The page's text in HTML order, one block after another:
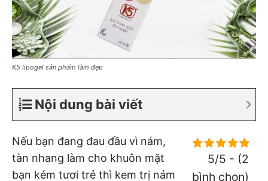
K5 lipogel sản phẩm làm đẹp
Nội dung bài viết
5/5 - (2
bình chọn)
Nếu bạn đang đau đầu vì nám,
tàn nhang làm cho khuôn mặt
bạn kém tươi trẻ thì kem trị nám